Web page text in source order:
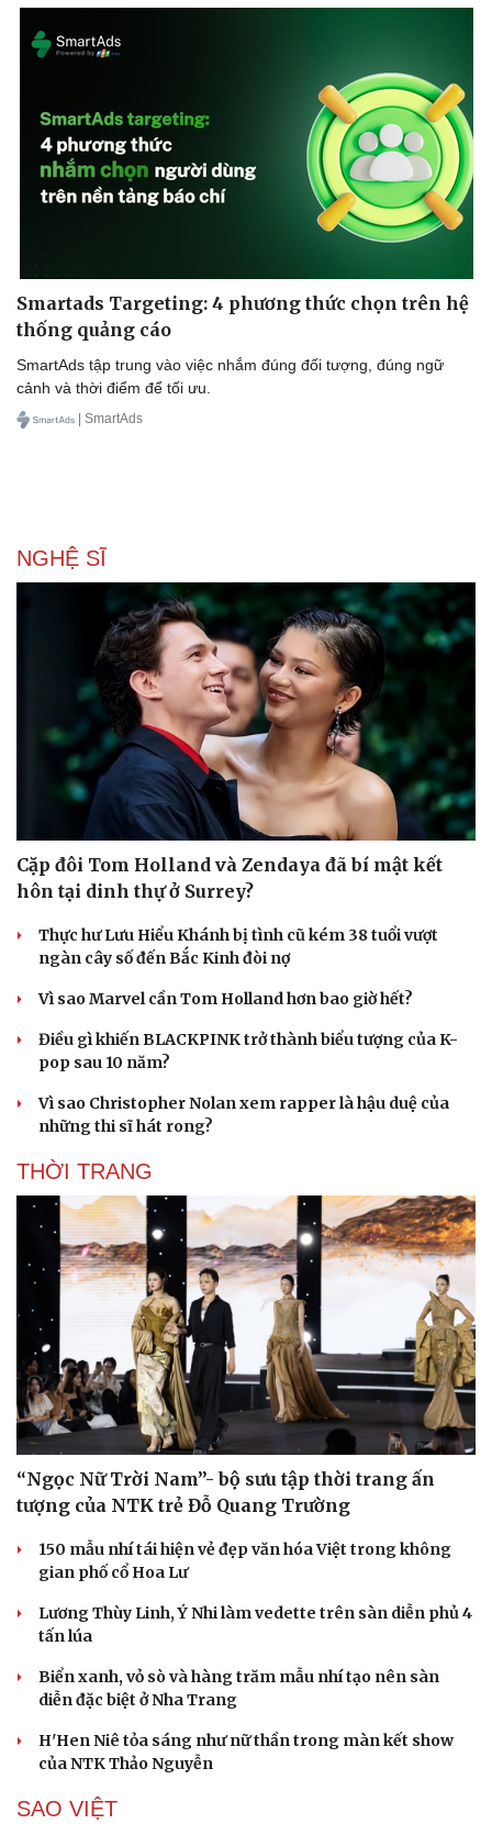
Du lịch
Tư vấn
Săn Tour
Câu chuyện thời sự
Đọc truyện đêm khuya
Kể chuyện cho bé
Hạt giống tâm hồn
Smartads Targeting: 4 phương thức chọn trên hệ
thống quảng cáo
SmartAds tập trung vào việc nhắm đúng đối tượng, đúng ngữ
cảnh và thời điểm để tối ưu.
| SmartAds
NGHỆ SĨ
Cặp đôi Tom Holland và Zendaya đã bí mật kết
hôn tại dinh thự ở Surrey?
Thực hư Lưu Hiểu Khánh bị tình cũ kém 38 tuổi vượt
ngàn cây số đến Bắc Kinh đòi nợ
Vì sao Marvel cần Tom Holland hơn bao giờ hết?
Điều gì khiến BLACKPINK trở thành biểu tượng của K-
pop sau 10 năm?
Vì sao Christopher Nolan xem rapper là hậu duệ của
những thi sĩ hát rong?
THỜI TRANG
“Ngọc Nữ Trời Nam”- bộ sưu tập thời trang ấn
tượng của NTK trẻ Đỗ Quang Trường
150 mẫu nhí tái hiện vẻ đẹp văn hóa Việt trong không
gian phố cổ Hoa Lư
Lương Thùy Linh, Ý Nhi làm vedette trên sàn diễn phủ 4
tấn lúa
Biển xanh, vỏ sò và hàng trăm mẫu nhí tạo nên sàn
diễn đặc biệt ở Nha Trang
H'Hen Niê tỏa sáng như nữ thần trong màn kết show
của NTK Thảo Nguyễn
SAO VIỆT